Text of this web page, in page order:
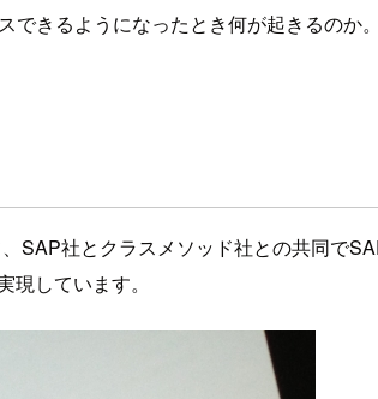
きるようになったとき何が起きるのか
社とクラスメソッド社との共同で
しています。